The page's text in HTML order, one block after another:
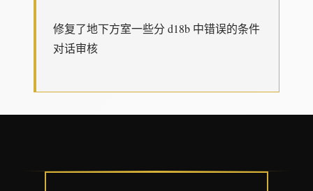
修复了地下方室一些分 d18b 中错误的条件
对话审核